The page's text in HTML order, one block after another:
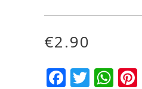
€2.90